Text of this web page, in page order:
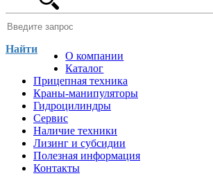
Найти
О компании
Каталог
Прицепная техника
Краны-манипуляторы
Гидроцилиндры
Сервис
Наличие техники
Лизинг и субсидии
Полезная информация
Контакты